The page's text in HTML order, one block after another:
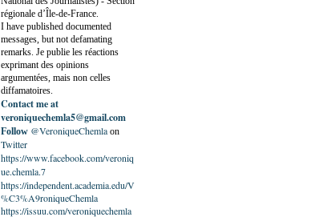
régionale d’Île-de-France.
I have published documented
messages, but not defamating
remarks. Je publie les réactions
exprimant des opinions
argumentées, mais non celles
diffamatoires.
Contact me at
veroniquechemla5@gmail.com
Follow @VeroniqueChemlaon
Twitter
https://www.facebook.com/veroniq
ue.chemla.7
https://independent.academia.edu/V
%C3%A9roniqueChemla
https://issuu.com/veroniquechemla